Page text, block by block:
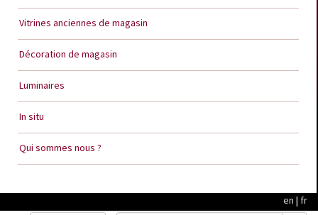
Vitrines anciennes de magasin
Décoration de magasin
Luminaires
In situ
Qui sommes nous ?
en | fr